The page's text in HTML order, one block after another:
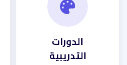
الدورات
التدريبية